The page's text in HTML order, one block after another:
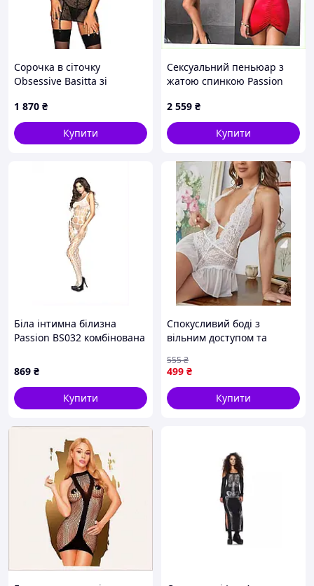
nbsp;
ваше життя!
Рольовий костюм покоївки — це не просто одяг, це
можливість створити унікальний досвід і моменти, що
запам'ятовуються. Зробіть крок назустріч новим
враженням та відкрийте для себе світ рольових ігор
вже сьогодні! Замовте зараз та отримайте незабутні
емоції!
Сорочка в сіточку
Obsessive Basitta зі
Знижка Страус
1 870 ₴
Купити
Сексуальний пеньюар з
жатою спинкою Passion
2 559 ₴
Купити
Біла інтимна білизна
Passion BS032 комбінована
869 ₴
Купити
Спокусливий боді з
вільним доступом та
Білий
499 ₴
555₴
Купити